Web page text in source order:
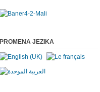
PROMENA JEZIKA